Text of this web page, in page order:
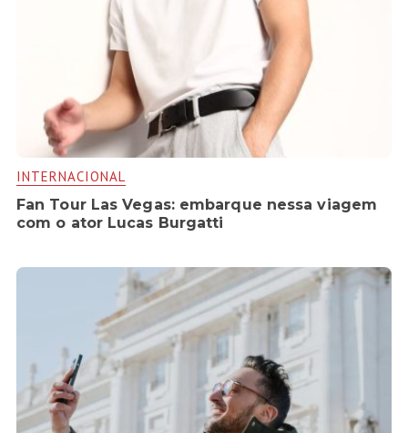
INTERNACIONAL
Fan Tour Las Vegas: embarque nessa viagem
com o ator Lucas Burgatti